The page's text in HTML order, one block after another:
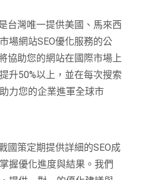
台灣唯一提供美國、馬來西
場網站SEO優化服務的公
協助您的網站在國際市場上
升50%以上，並在每次搜索
力您的企業進軍全球市
國策定期提供詳細的SEO成
握優化進度與結果。我們